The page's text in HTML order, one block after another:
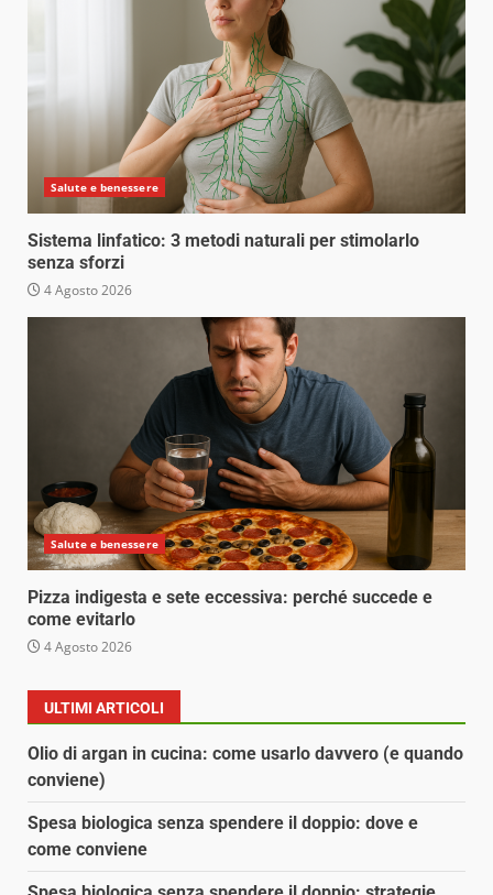
Salute e benessere
Sistema linfatico: 3 metodi naturali per stimolarlo
senza sforzi
4 Agosto 2026
Salute e benessere
Pizza indigesta e sete eccessiva: perché succede e
come evitarlo
4 Agosto 2026
ULTIMI ARTICOLI
Olio di argan in cucina: come usarlo davvero (e quando
conviene)
Spesa biologica senza spendere il doppio: dove e
come conviene